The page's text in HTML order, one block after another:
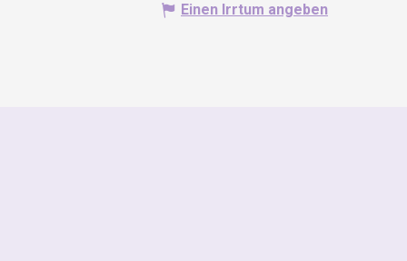
Einen Irrtum angeben